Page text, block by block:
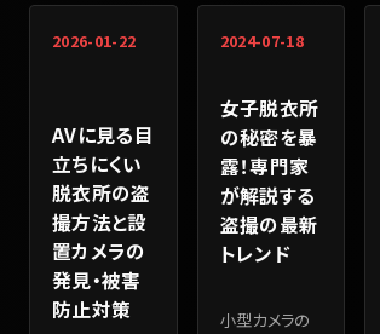
2026-01-22
AVに見る目
立ちにくい
脱衣所の盗
撮方法と設
置カメラの
発見・被害
防止対策
2024-07-18
女子脱衣所
の秘密を暴
露！専門家
が解説する
盗撮の最新
トレンド
小型カメラの